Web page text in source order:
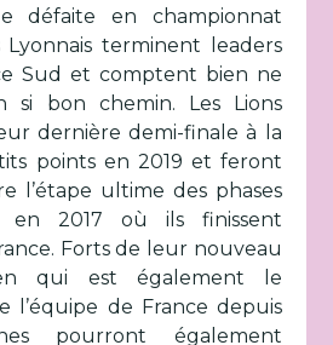
défaite en championnat
Lyonnais terminent leaders
Sud et comptent bien ne
si bon chemin. Les Lions
dernière demi-finale à la
points en 2019 et feront
l’étape ultime des phases
en 2017 où ils finissent
Forts de leur nouveau
qui est également le
l’équipe de France depuis
pourront également